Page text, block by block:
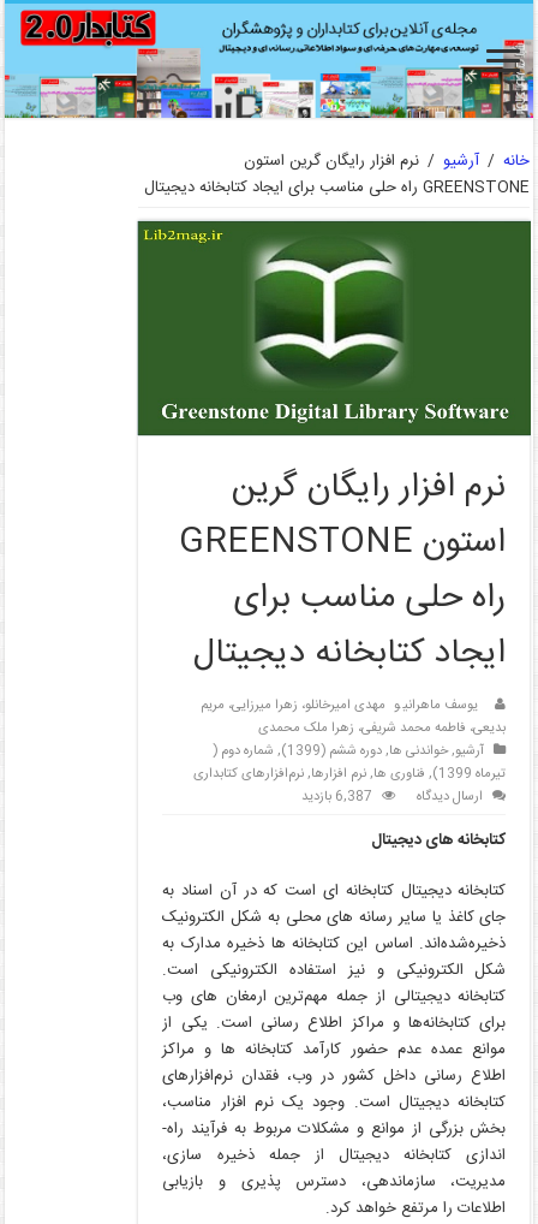
خانه / آرشیو / نرم افزار رایگان گرین استون
GREENSTONE راه حلی مناسب برای ایجاد کتابخانه دیجیتال
نرم افزار رایگان گرین
استون GREENSTONE
راه حلی مناسب برای
ایجاد کتابخانه دیجیتال
یوسف ماهرانیو مهدی امیرخانلو، زهرا میرزایی، مریم
بدیعی، فاطمه محمد شریفی، زهرا ملک محمدی
آرشیو,خواندنی ها,دوره ششم (1399) , شماره دوم (
تیرماه 1399)
, فناوری ها,نرم افزارها,نرم‌افزارهای کتابداری
ارسال دیدگاه
6,387 بازدید
کتابخانه­ های دیجیتال
کتابخانه دیجیتال کتابخانه­ ای است که در آن اسناد به
جای کاغذ یا سایر رسانه ­های محلی به شکل الکترونیک
ذخیره‌شده‌اند. اساس این کتابخانه ­ها ذخیره مدارک به
شکل الکترونیکی و نیز استفاده الکترونیکی است.
کتابخانه دیجیتالی از جمله مهم‌ترین ارمغان­ های وب
برای کتابخانه‌ها و مراکز اطلاع ­رسانی است. یکی از
موانع عمده عدم حضور کارآمد کتابخانه ­ها و مراکز
اطلاع­ رسانی داخل کشور در وب، فقدان نرم‌افزارهای
کتابخانه دیجیتال است. وجود یک نرم ­افزار مناسب،
بخش بزرگی از موانع و مشکلات مربوط به فرآیند راه­
اندازی کتابخانه دیجیتال از جمله ذخیره ­سازی،
مدیریت، سازماندهی، دسترس­ پذیری و بازیابی
اطلاعات را مرتفع خواهد کرد.